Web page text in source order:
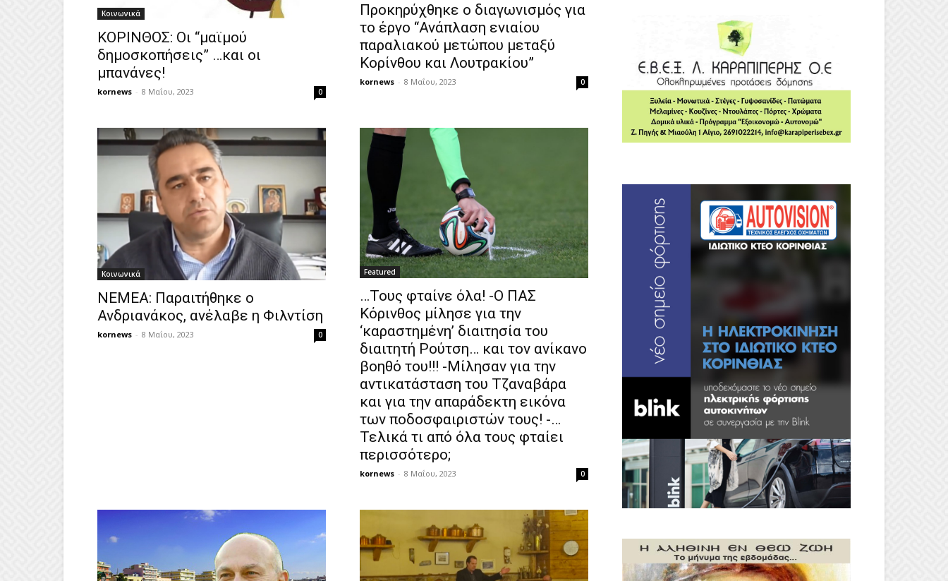
Κοινωνικά
ΚΟΡΙΝΘΟΣ: Οι “μαϊμού
δημοσκοπήσεις” …και οι
μπανάνες!
kornews - 8 Μαΐου, 2023 0
Προκηρύχθηκε o διαγωνισμός για
το έργο “Ανάπλαση ενιαίου
παραλιακού μετώπου μεταξύ
Κορίνθου και Λουτρακίου”
kornews - 8 Μαΐου, 2023 0
Κοινωνικά
ΝΕΜΕΑ: Παραιτήθηκε ο
Ανδριανάκος, ανέλαβε η Φιλντίση
kornews - 8 Μαΐου, 2023 0
Featured
…Τους φταίνε όλα! -Ο ΠΑΣ
Κόρινθος μίλησε για την
‘καραστημένη’ διαιτησία του
διαιτητή Ρούτση… και τον ανίκανο
βοηθό του!!! -Μίλησαν για την
αντικατάσταση του Τζαναβάρα
και για την απαράδεκτη εικόνα
των ποδοσφαιριστών τους! -…
Τελικά τι από όλα τους φταίει
περισσότερο;
kornews - 8 Μαΐου, 2023 0